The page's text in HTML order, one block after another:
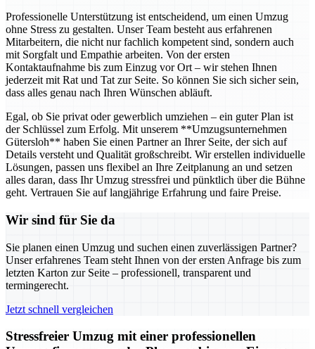
Professionelle Unterstützung ist entscheidend, um einen Umzug
ohne Stress zu gestalten. Unser Team besteht aus erfahrenen
Mitarbeitern, die nicht nur fachlich kompetent sind, sondern auch
mit Sorgfalt und Empathie arbeiten. Von der ersten
Kontaktaufnahme bis zum Einzug vor Ort – wir stehen Ihnen
jederzeit mit Rat und Tat zur Seite. So können Sie sich sicher sein,
dass alles genau nach Ihren Wünschen abläuft.
Egal, ob Sie privat oder gewerblich umziehen – ein guter Plan ist
der Schlüssel zum Erfolg. Mit unserem **Umzugsunternehmen
Gütersloh** haben Sie einen Partner an Ihrer Seite, der sich auf
Details versteht und Qualität großschreibt. Wir erstellen individuelle
Lösungen, passen uns flexibel an Ihre Zeitplanung an und setzen
alles daran, dass Ihr Umzug stressfrei und pünktlich über die Bühne
geht. Vertrauen Sie auf langjährige Erfahrung und faire Preise.
Wir sind für Sie da
Sie planen einen Umzug und suchen einen zuverlässigen Partner?
Unser erfahrenes Team steht Ihnen von der ersten Anfrage bis zum
letzten Karton zur Seite – professionell, transparent und
termingerecht.
Jetzt schnell vergleichen
Stressfreier Umzug mit einer professionellen